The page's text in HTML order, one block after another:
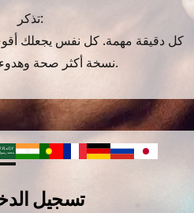
تذكر:
كل دقيقة مهمة. كل نفس يجعلك
نسخة أكثر صحة وهدوءاً وقوة منك.
تسجيل